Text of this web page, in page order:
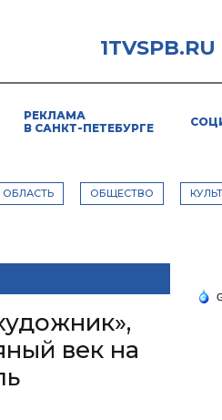
1TVSPB.RU
РЕКЛАМА
В САНКТ-ПЕТЕБУРГЕ
ОБЛАСТЬ ОБЩЕСТВО
век на